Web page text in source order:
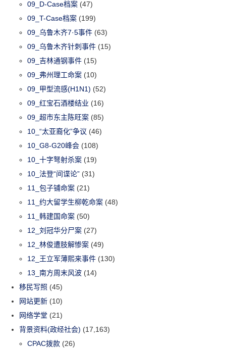
09_D-Case档案 (47)
09_T-Case档案 (199)
09_乌鲁木齐7·5事件 (63)
09_乌鲁木齐针刺事件 (15)
09_吉林通钢事件 (15)
09_弗州理工命案 (10)
09_甲型流感(H1N1) (52)
09_红宝石酒楼结业 (16)
09_超市东主陈旺案 (85)
10_“太亚裔化”争议 (46)
10_G8-G20峰会 (108)
10_十字弩射杀案 (19)
10_法登“间谍论” (31)
11_包子铺命案 (21)
11_约大留学生柳乾命案 (48)
11_韩建国命案 (50)
12_刘冠华分尸案 (27)
12_林俊遭肢解惨案 (49)
12_王立军薄熙来事件 (130)
13_南方周末风波 (14)
移民写照 (45)
网站更新 (10)
网络学堂 (21)
背景资料(政经社会) (17,163)
CPAC拨款 (26)